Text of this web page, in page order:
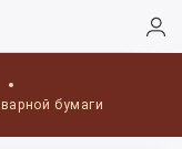
бумаги